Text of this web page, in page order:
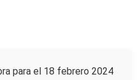
para el 18 febrero 2024